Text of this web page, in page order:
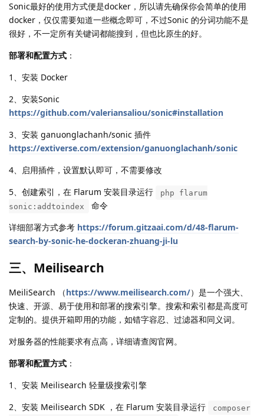
Sonic最好的使用方式便是docker，所以请先确保你会简单的使用
docker，仅仅需要知道一些概念即可，不过Sonic 的分词功能不是
很好，不一定所有关键词都能搜到，但也比原生的好。
部署和配置方式 ：
1、安装 Docker
2、安装Sonic
https://github.com/valeriansaliou/sonic#installation
3、安装 ganuonglachanh/sonic 插件
https://extiverse.com/extension/ganuonglachanh/sonic
4、启用插件，设置默认即可，不需要修改
5、创建索引，在 Flarum 安装目录运行
php flarum
sonic:addtoindex
命令
详细部署方式参考 https://forum.gitzaai.com/d/48-flarum-
search-by-sonic-he-dockeran-zhuang-ji-lu
三、Meilisearch
MeiliSearch （https://www.meilisearch.com/）是一个强大、
快速、开源、易于使用和部署的搜索引擎。搜索和索引都是高度可
定制的。提供开箱即用的功能，如错字容忍、过滤器和同义词。
对服务器的性能要求有点高，详细请查阅官网。
部署和配置方式 ：
1、安装 Meilisearch 轻量级搜索引擎
2、安装 Meilisearch SDK ，在 Flarum 安装目录运行
composer